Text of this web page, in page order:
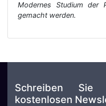
Modernes Studium der
gemacht werden.
Schreiben
kostenlosen